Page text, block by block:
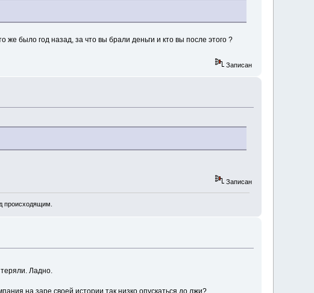
же было год назад, за что вы брали деньги и кто вы после этого ?
Записан
Записан
происходящим.
Ладно.
на заре своей истории так низко опускаться до лжи?